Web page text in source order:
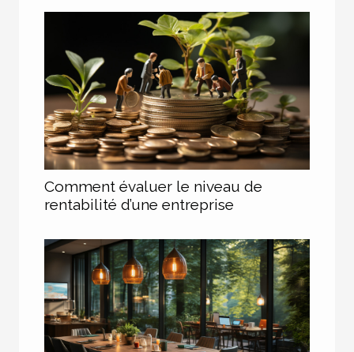
Comment évaluer le niveau de
rentabilité d’une entreprise